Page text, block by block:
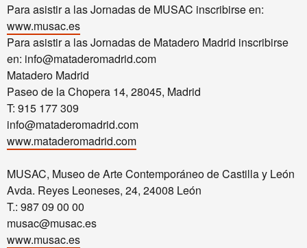
Para asistir a las Jornadas de MUSAC inscribirse en:
www.musac.es
Para asistir a las Jornadas de Matadero Madrid inscribirse
en: info@mataderomadrid.com
Matadero Madrid
Paseo de la Chopera 14, 28045, Madrid
T: 915 177 309
info@mataderomadrid.com
www.mataderomadrid.com
MUSAC, Museo de Arte Contemporáneo de Castilla y León
Avda. Reyes Leoneses, 24, 24008 León
T.: 987 09 00 00
musac@musac.es
www.musac.es